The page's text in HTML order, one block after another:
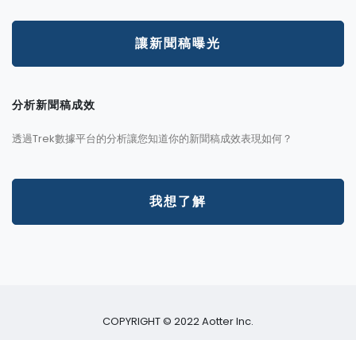
讓新聞稿曝光
分析新聞稿成效
透過Trek數據平台的分析讓您知道你的新聞稿成效表現如何？
我想了解
COPYRIGHT © 2022 Aotter Inc.